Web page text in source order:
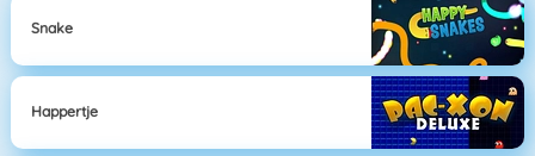
Snake
Happertje